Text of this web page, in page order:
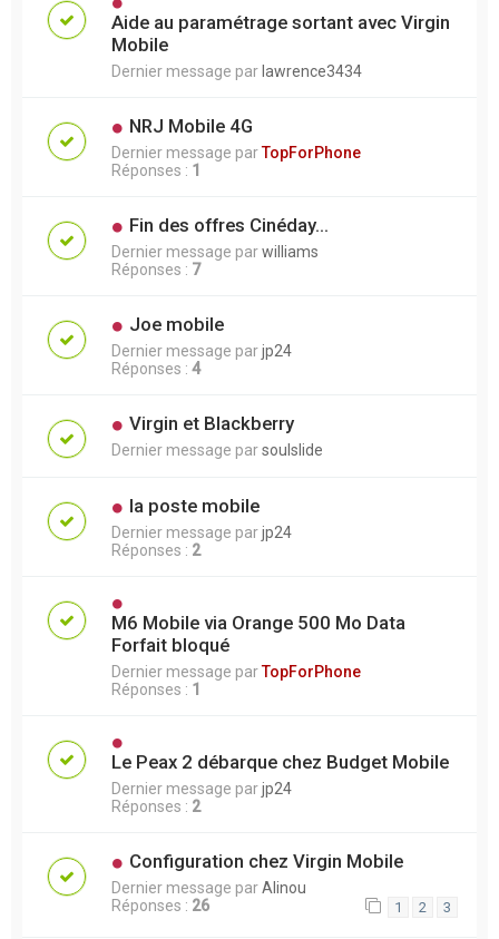
Aide au paramétrage sortant avec Virgin
Mobile
Dernier message parlawrence3434
NRJ Mobile 4G
Dernier message parTopForPhone
Réponses : 1
Fin des offres Cinéday...
Dernier message parwilliams
Réponses : 7
Joe mobile
Dernier message parjp24
Réponses : 4
Virgin et Blackberry
Dernier message parsoulslide
la poste mobile
Dernier message parjp24
Réponses : 2
M6 Mobile via Orange 500 Mo Data
Forfait bloqué
Dernier message parTopForPhone
Réponses : 1
Le Peax 2 débarque chez Budget Mobile
Dernier message parjp24
Réponses : 2
Configuration chez Virgin Mobile
Dernier message parAlinou
Réponses : 26 1 2 3